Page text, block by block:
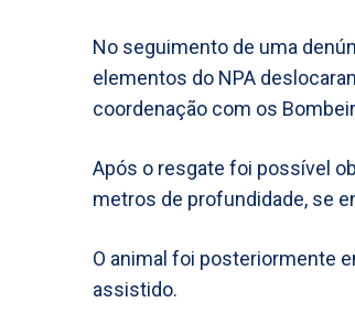
No seguimento de uma
elementos do NPA
coordenação com os
Após o resgate foi possível
metros de profundidade, se
O animal foi posteriormente
assistido.